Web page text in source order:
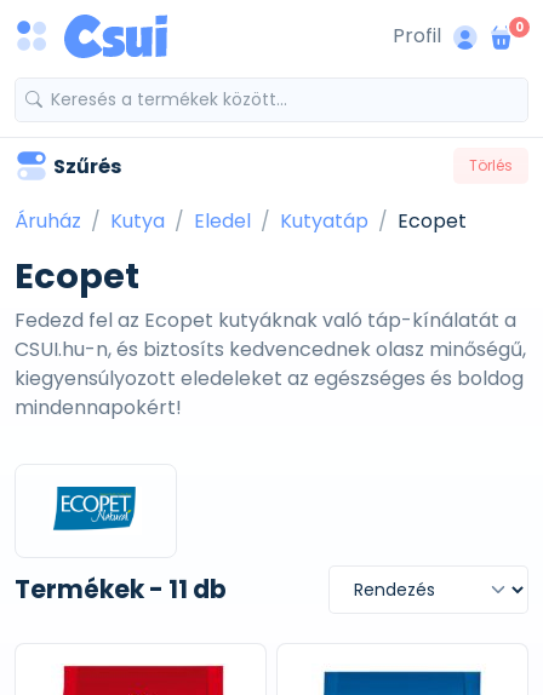
Profil 0
Szűrés Törlés
Áruház Kutya Eledel Kutyatáp Ecopet
Ecopet
Fedezd fel az Ecopet kutyáknak való táp-kínálatát a
CSUI.hu-n, és biztosíts kedvencednek olasz minőségű,
kiegyensúlyozott eledeleket az egészséges és boldog
mindennapokért!
Termékek - 11 db